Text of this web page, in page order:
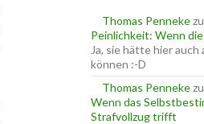
c
h
:
Thomas Pennekezu
Peinlichkeit: Wenn
Ja, sie hätte hier
können :-D
Thomas Pennekezu
Wenn das
Strafvollzug trifft